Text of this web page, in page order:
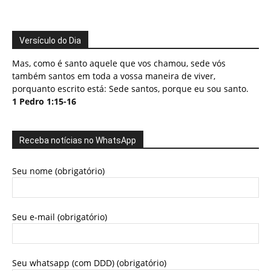
Versículo do Dia
Mas, como é santo aquele que vos chamou, sede vós
também santos em toda a vossa maneira de viver,
porquanto escrito está: Sede santos, porque eu sou santo.
1 Pedro 1:15-16
Receba notícias no WhatsApp
Seu nome (obrigatório)
Seu e-mail (obrigatório)
Seu whatsapp (com DDD) (obrigatório)